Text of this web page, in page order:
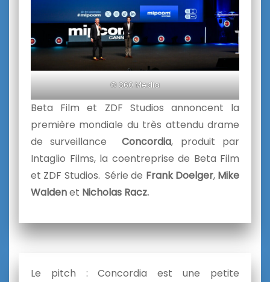
© 360 Media
Beta Film et ZDF Studios annoncent la
première mondiale du très attendu drame
de surveillanceConcordia, produit par
Intaglio Films, la coentreprise de Beta Film
et ZDF Studios. Série de Frank Doelger, Mike
Waldenet Nicholas Racz.
Le pitch : Concordia est une petite